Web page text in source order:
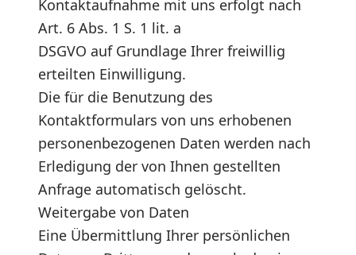
Kontaktaufnahme mit uns erfolgt nach
Art. 6 Abs. 1 S. 1 lit. a
DSGVO auf Grundlage Ihrer freiwillig
erteilten Einwilligung.
Die für die Benutzung des
Kontaktformulars von uns erhobenen
personenbezogenen Daten werden nach
Erledigung der von Ihnen gestellten
Anfrage automatisch gelöscht.
Weitergabe von Daten
Eine Übermittlung Ihrer persönlichen